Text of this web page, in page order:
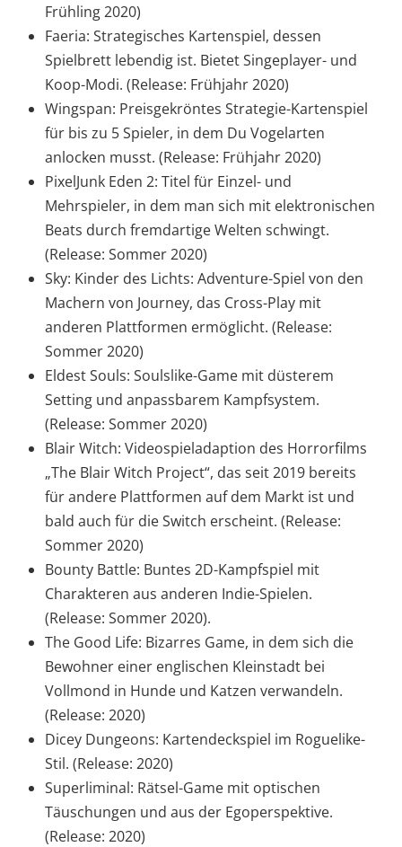
Frühling 2020)
Faeria: Strategisches Kartenspiel, dessen
Spielbrett lebendig ist. Bietet Singeplayer- und
Koop-Modi. (Release: Frühjahr 2020)
Wingspan: Preisgekröntes Strategie-Kartenspiel
für bis zu 5 Spieler, in dem Du Vogelarten
anlocken musst. (Release: Frühjahr 2020)
PixelJunk Eden 2: Titel für Einzel- und
Mehrspieler, in dem man sich mit elektronischen
Beats durch fremdartige Welten schwingt.
(Release: Sommer 2020)
Sky: Kinder des Lichts: Adventure-Spiel von den
Machern von Journey, das Cross-Play mit
anderen Plattformen ermöglicht. (Release:
Sommer 2020)
Eldest Souls: Soulslike-Game mit düsterem
Setting und anpassbarem Kampfsystem.
(Release: Sommer 2020)
Blair Witch: Videospieladaption des Horrorfilms
„The Blair Witch Project“, das seit 2019 bereits
für andere Plattformen auf dem Markt ist und
bald auch für die Switch erscheint. (Release:
Sommer 2020)
Bounty Battle: Buntes 2D-Kampfspiel mit
Charakteren aus anderen Indie-Spielen.
(Release: Sommer 2020).
The Good Life: Bizarres Game, in dem sich die
Bewohner einer englischen Kleinstadt bei
Vollmond in Hunde und Katzen verwandeln.
(Release: 2020)
Dicey Dungeons: Kartendeckspiel im Roguelike-
Stil. (Release: 2020)
Superliminal: Rätsel-Game mit optischen
Täuschungen und aus der Egoperspektive.
(Release: 2020)